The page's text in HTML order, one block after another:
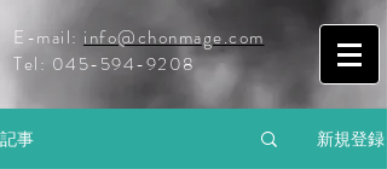
E-mail: info@chonmage.com
Tel: 045-594-9208
記事 新規登録